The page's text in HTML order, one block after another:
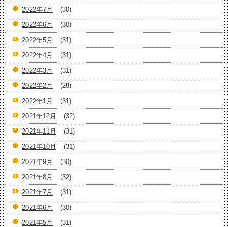
2022年7月
(30)
2022年6月
(30)
2022年5月
(31)
2022年4月
(31)
2022年3月
(31)
2022年2月
(28)
2022年1月
(31)
2021年12月
(32)
2021年11月
(31)
2021年10月
(31)
2021年9月
(30)
2021年8月
(32)
2021年7月
(31)
2021年6月
(30)
2021年5月
(31)